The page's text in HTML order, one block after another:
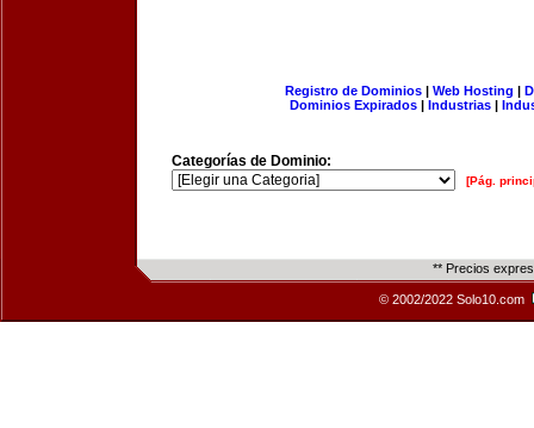
Registro de Dominios| Web Hosting |
Dominios Expirados | Industrias |
Categorías de Dominio:
[Pág.
** Precios
© 2002/2022 Solo10.com